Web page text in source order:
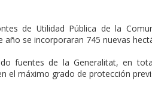
de Utilidad Pública de la
año se incorporaran 745 nuevas
fuentes de la Generalitat, en
el máximo grado de protección